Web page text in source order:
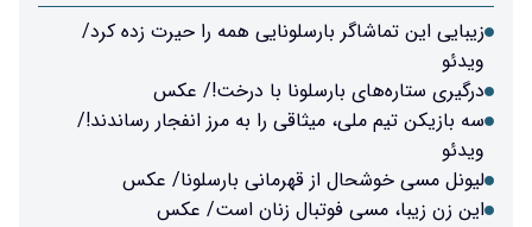
زیبایی این تماشاگر بارسلونایی همه را حیرت زده کرد/
ویدئو
درگیری ستاره‌های بارسلونا با درخت!/ عکس
سه بازیکن تیم ملی، میثاقی را به مرز انفجار رساندند!/
ویدئو
لیونل مسی خوشحال از قهرمانی بارسلونا/ عکس
این زن زیبا، مسی فوتبال زنان است/ عکس